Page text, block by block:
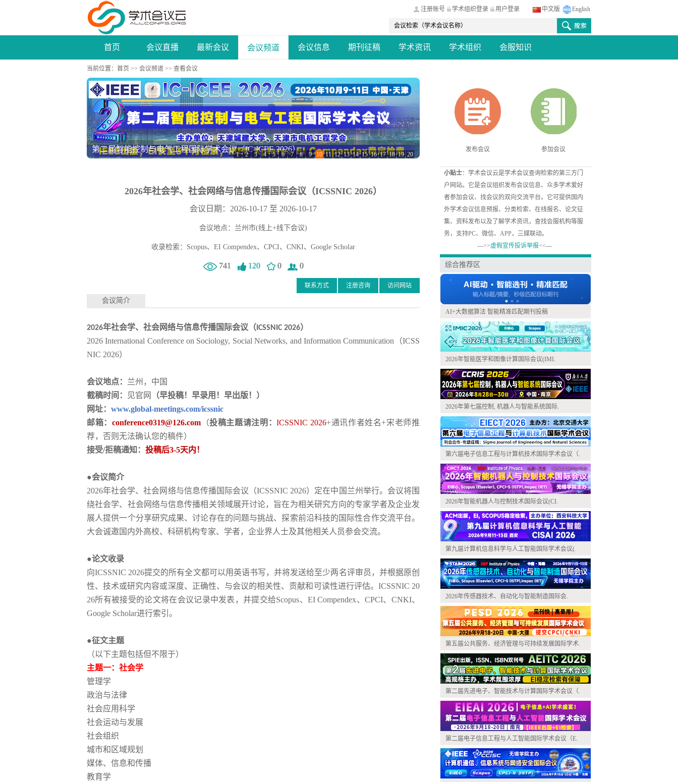
中文版 English
注册账号 学术组织登录 用户登录
首页 会议直播 最新会议 会议频道 会议信息 期刊征稿 学术资讯 学术组织 会服知识
当前位置： 首页 >> 会议频道 >> 查看会议
2026年多模态、机器学习与数据科学国际学术会议 (MMLDS 2026)
1 2 3 4 5 6 7 8 9 10 11 12 13 14 15 16 17 18 19 20
2026年社会学、社会网络与信息传播国际会议（ICSSNIC 2026）
会议日期：2026-10-17 至 2026-10-17
会议地点：兰州市(线上+线下会议)
收录检索：Scopus、EI Compendex、CPCI、CNKI、Google Scholar
741 120 0 0
访问网站
注册咨询
联系方式
会议简介
2026年社会学、社会网络与信息传播国际会议 （ ICSSNIC 2026）
2026 International Conference on Sociology, Social Networks, and Information Communication（ICSS
NIC 2026）
会议地点： 兰州 ，中国
截稿时间：
见官网
（早投稿！早录用！早出版！）
网址： www.global-meetings.com/icssnic
邮箱： conference0319@126.com（投稿主题请注明：ICSSNIC 2026+通讯作者姓名+宋老师推
荐，否则无法确认您的稿件）
接受/拒稿通知： 投稿后3-5天内！
●会议简介
2026年社会学、社会网络与信息传播国际会议 （ICSSNIC 2026）定在中国 兰州举行。会议将围
绕社会学、社会网络与信息传播相关领域展开讨论，旨在为相关研究方向的专家学者及企业发
展人提供一个分享研究成果、讨论存在的问题与挑战、探索前沿科技的国际性合作交流平台。
大会诚邀国内外高校、科研机构专家、学者，企业界人士及其他相关人员参会交流。
●论文收录
向ICSSNIC 2026提交的所有全文都可以用英语书写，并将发送给至少两名评审员，并根据原创
性、技术或研究内容或深度、正确性、与会议的相关性、贡献和可读性进行评估。 ICSSNIC 20
26所有被接受的论文将在会议记录中发表，并提交给Scopus、EI Compendex、CPCI、CNKI、
Google Scholar进行索引。
●征文主题
（以下主题包括但不限于）
主题一：社会学
管理学
政治与法律
社会应用科学
社会运动与发展
社会组织
城市和区域规划
媒体、信息和传播
教育学
发布会议 参加会议
小贴士：学术会议云是学术会议查询检索的第三方门
户网站。它是会议组织发布会议信息、众多学术爱好
者参加会议、找会议的双向交流平台。它可提供国内
外学术会议信息预报、分类检索、在线报名、论文征
集、资料发布以及了解学术资讯，查找会服机构等服
务，支持PC、微信、APP，三媒联动。
--->>虚假宣传投诉举报<<---
综合推荐区
AI+大数据算法 智能精准匹配期刊投稿
2026年智能医学和图像计算国际会议(IMI.
2026年第七届控制, 机器人与智能系统国际.
第六届电子信息工程与计算机技术国际学术会议（.
2026年智能机器人与控制技术国际会议(CI.
第九届计算机信息科学与人工智能国际学术会议(.
2026年传感器技术、自动化与智能制造国际会.
第五届公共服务、经济管理与可持续发展国际学术.
第二届先进电子、智能技术与计算国际学术会议（.
第二届电子信息工程与人工智能国际学术会议（E.